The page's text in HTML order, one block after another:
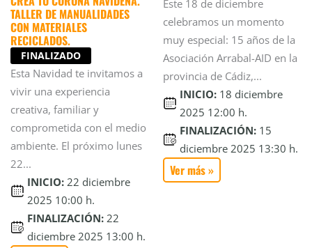
TALLER DE MANUALIDADES
CON MATERIALES
RECICLADOS.
FINALIZADO
Esta Navidad te invitamos a
vivir una experiencia
creativa, familiar y
comprometida con el medio
ambiente. El próximo lunes
22...
INICIO: 22 diciembre
2025 10:00 h.
FINALIZACIÓN: 22
diciembre 2025 13:00 h.
Este 18 de diciembre
celebramos un momento
muy especial: 15 años de la
Asociación Arrabal-AID en la
provincia de Cádiz,...
INICIO: 18 diciembre
2025 12:00 h.
FINALIZACIÓN: 15
diciembre 2025 13:30 h.
Ver más »